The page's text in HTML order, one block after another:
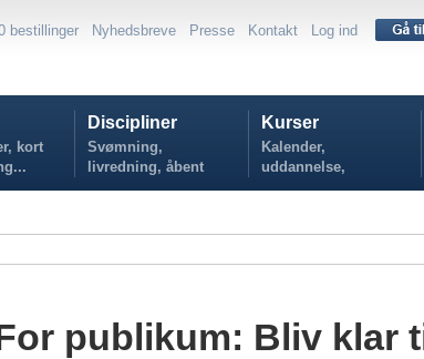
bestillinger Nyhedsbreve Presse Kontakt Log ind
kort
Discipliner
Svømning,
livredning, åbent
vand...
Kurser
Kalender,
uddannelse,
tilmelding...
publikum: Bliv klar